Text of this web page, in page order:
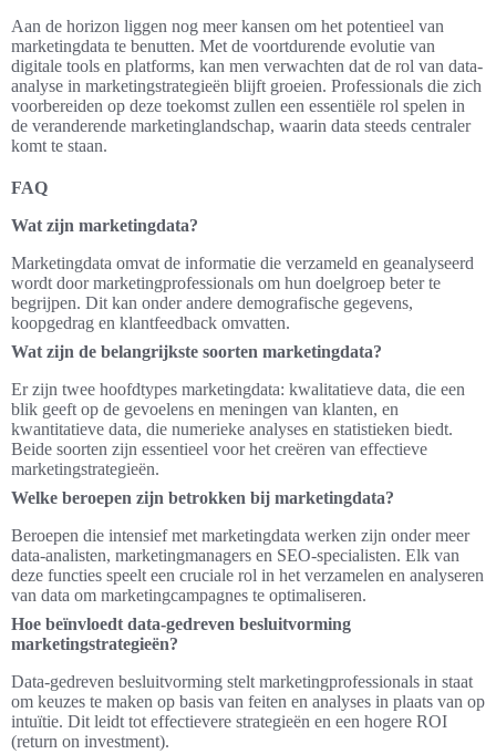
Aan de horizon liggen nog meer kansen om het potentieel van
marketingdata te benutten. Met de voortdurende evolutie van
digitale tools en platforms, kan men verwachten dat de rol van data-
analyse in marketingstrategieën blijft groeien. Professionals die zich
voorbereiden op deze toekomst zullen een essentiële rol spelen in
de veranderende marketinglandschap, waarin data steeds centraler
komt te staan.
FAQ
Wat zijn marketingdata?
Marketingdata omvat de informatie die verzameld en geanalyseerd
wordt door marketingprofessionals om hun doelgroep beter te
begrijpen. Dit kan onder andere demografische gegevens,
koopgedrag en klantfeedback omvatten.
Wat zijn de belangrijkste soorten marketingdata?
Er zijn twee hoofdtypes marketingdata: kwalitatieve data, die een
blik geeft op de gevoelens en meningen van klanten, en
kwantitatieve data, die numerieke analyses en statistieken biedt.
Beide soorten zijn essentieel voor het creëren van effectieve
marketingstrategieën.
Welke beroepen zijn betrokken bij marketingdata?
Beroepen die intensief met marketingdata werken zijn onder meer
data-analisten, marketingmanagers en SEO-specialisten. Elk van
deze functies speelt een cruciale rol in het verzamelen en analyseren
van data om marketingcampagnes te optimaliseren.
Hoe beïnvloedt data-gedreven besluitvorming
marketingstrategieën?
Data-gedreven besluitvorming stelt marketingprofessionals in staat
om keuzes te maken op basis van feiten en analyses in plaats van op
intuïtie. Dit leidt tot effectievere strategieën en een hogere ROI
(return on investment).